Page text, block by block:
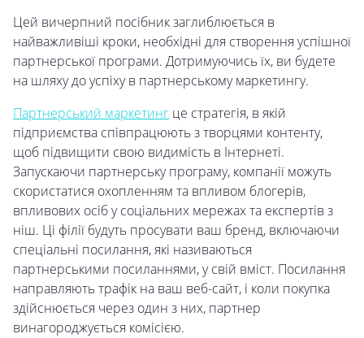
Цей вичерпний посібник заглиблюється в
найважливіші кроки, необхідні для створення успішної
партнерської програми. Дотримуючись їх, ви будете
на шляху до успіху в партнерському маркетингу.
Партнерський маркетинг це стратегія, в якій
підприємства співпрацюють з творцями контенту,
щоб підвищити свою видимість в Інтернеті.
Запускаючи партнерську програму, компанії можуть
скористатися охопленням та впливом блогерів,
впливових осіб у соціальних мережах та експертів з
ніш. Ці філії будуть просувати ваш бренд, включаючи
спеціальні посилання, які називаються
партнерськими посиланнями, у свій вміст. Посилання
направляють трафік на ваш веб-сайт, і коли покупка
здійснюється через один з них, партнер
винагороджується комісією.